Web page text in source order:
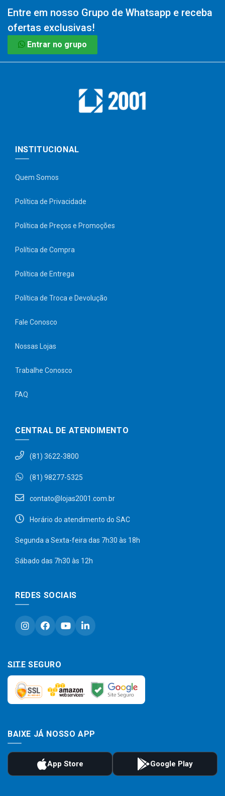
Entre em nosso Grupo de Whatsapp e receba
ofertas exclusivas!
Entrar no grupo
INSTITUCIONAL
Quem Somos
Política de Privacidade
Política de Preços e Promoções
Política de Compra
Política de Entrega
Política de Troca e Devolução
Fale Conosco
Nossas Lojas
Trabalhe Conosco
FAQ
CENTRAL DE ATENDIMENTO
(81) 3622-3800
(81) 98277-5325
contato@lojas2001.com.br
Horário do atendimento do SAC
Segunda a Sexta-feira das 7h30 às 18h
Sábado das 7h30 às 12h
REDES SOCIAIS
SITE SEGURO
BAIXE JÁ NOSSO APP